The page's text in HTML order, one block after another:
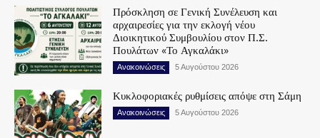
Πρόσκληση σε Γενική Συνέλευση και
αρχαιρεσίες για την εκλογή νέου
Διοικητικού Συμβουλίου στον Π.Σ.
Πουλάτων «Το Αγκαλάκι»
Ανακοινώσεις 5 Αυγούστου 2026
Κυκλοφοριακές ρυθμίσεις απόψε στη Σάμη
Ανακοινώσεις 5 Αυγούστου 2026